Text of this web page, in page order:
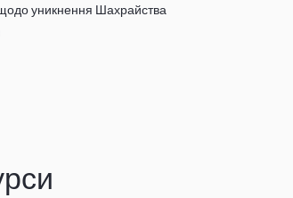
уникнення Шахрайства